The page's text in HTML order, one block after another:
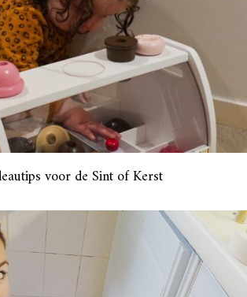
voor de Sint of Kerst